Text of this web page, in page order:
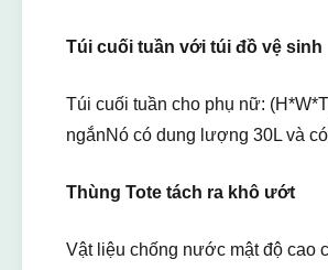
Túi cuối tuần với túi đồ vệ sinh
Túi cuối tuần cho phụ nữ:
ngắnNó có dung lượng 30L và
Thùng Tote tách ra khô ướt
Vật liệu chống nước mật độ cao